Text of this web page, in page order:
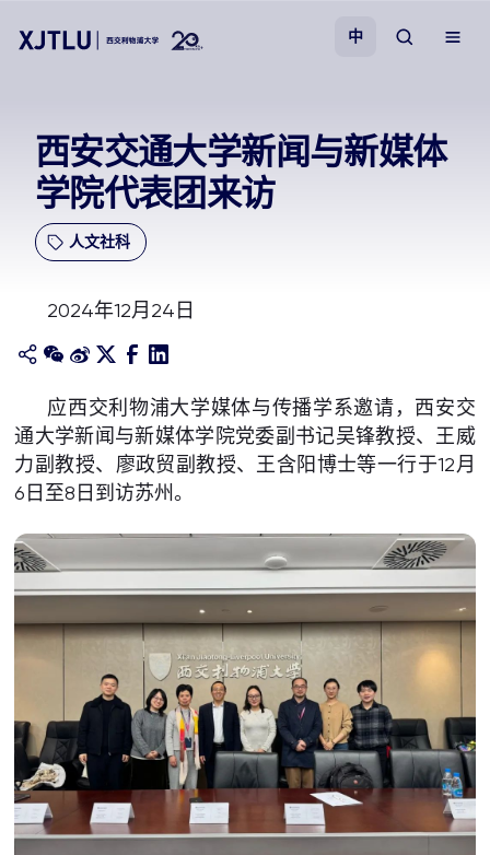
招生
科研
学院
关于我们
中
西安交通大学新闻与新媒体
学院代表团来访
人文社科
2024年12月24日
应西交利物浦大学媒体与传播学系邀请，西安交
通大学新闻与新媒体学院党委副书记吴锋教授、王威
力副教授、廖政贸副教授、王含阳博士等一行于12月
6日至8日到访苏州。